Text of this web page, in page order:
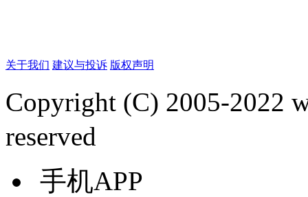
关于我们 建议与投诉 版权声明
Copyright (C) 2005-2022
reserved
手机APP